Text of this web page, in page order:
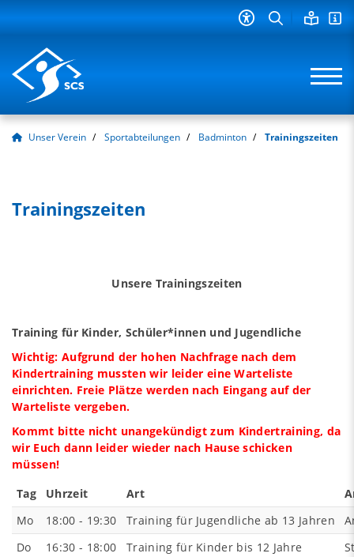
Unser Verein Sportabteilungen Badminton Trainingszeiten
Trainingszeiten
Unsere Trainingszeiten
Training für Kinder, Schüler*innen und Jugendliche
Wichtig: Aufgrund der hohen Nachfrage nach dem
Kindertraining mussten wir leider eine Warteliste
einrichten. Freie Plätze werden nach Eingang auf der
Warteliste vergeben.
Kommt bitte nicht unangekündigt zum Kindertraining, da
wir Euch dann leider wieder nach Hause schicken
müssen!
Tag
Uhrzeit Art
Mo
18:00 - 19:30 Training für Jugendliche ab 13 Jahren
Do
16:30 - 18:00 Training für Kinder bis 12 Jahre